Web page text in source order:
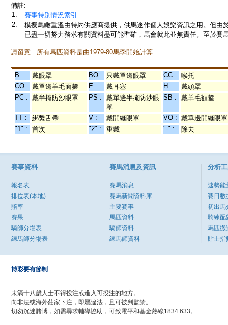
備註:
1.
賽事特別情況索引
2.
模擬鳥瞰重溫由特約供應商提供，供馬迷作個人娛樂資訊之用。但
已盡一切努力務求有關資料盡可能準確，馬會就此並無責任。至於賽
請留意 : 所有馬匹資料是由1979-80馬季開始計算
B : 戴眼罩 BO : 只戴單邊眼罩 CC :
喉托
CO : 戴單邊羊毛面箍 E : 戴耳塞 H :
戴頭罩
PC : 戴半掩防沙眼罩 PS :
戴單邊半掩防沙眼
罩
SB : 戴羊毛額箍
TT : 綁繫舌帶 V : 戴開縫眼罩 VO : 戴單邊開縫眼罩
"1" :
首次 "2" : 重戴 "-" : 除去
賽事資料
報名表
排位表(本地)
賠率
賽果
騎師分場表
練馬師分場表
賽馬消息及資訊
賽馬消息
賽馬新聞資料庫
主要賽事
馬匹資料
騎師資料
練馬師資料
分析
速勢能
賽日數
初出馬
騎練配
馬匹搬
貼士指
博彩要有節制
未滿十八歲人士不得投注或進入可投注的地方。
向非法或海外莊家下注，即屬違法，且可被判監禁。
切勿沉迷賭博，如需尋求輔導協助，可致電平和基金熱線1834 633。